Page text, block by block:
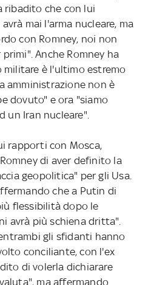
ribadito che con lui
mai l'arma nucleare, ma
con Romney, noi non
Anche Romney ha
è l'ultimo estremo
amministrazione non è
dovuto" e ora "siamo
un Iran nucleare".
rapporti con Mosca,
di aver definito la
geopolitica" per gli Usa.
che a Putin di
flessibilità dopo le
avrà più schiena dritta".
gli sfidanti hanno
conciliante, con l'ex
di volerla dichiarare
ma affermando